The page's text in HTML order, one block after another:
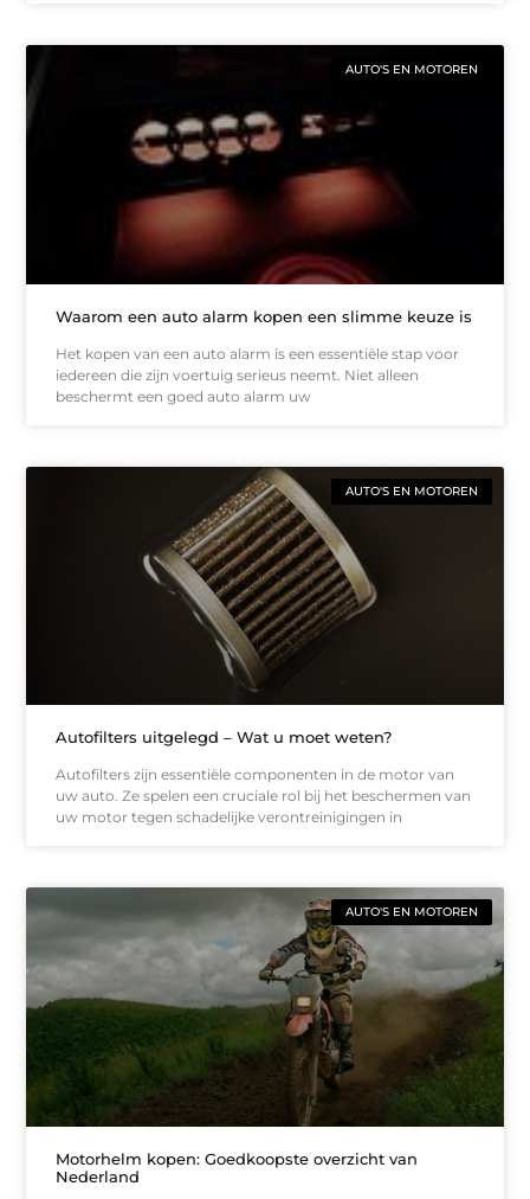
AUTO'S EN MOTOREN
Waarom een auto alarm kopen een slimme keuze is
Het kopen van een auto alarm is een essentiële stap voor
iedereen die zijn voertuig serieus neemt. Niet alleen
beschermt een goed auto alarm uw
AUTO'S EN MOTOREN
Autofilters uitgelegd – Wat u moet weten?
Autofilters zijn essentiële componenten in de motor van
uw auto. Ze spelen een cruciale rol bij het beschermen van
uw motor tegen schadelijke verontreinigingen in
AUTO'S EN MOTOREN
Motorhelm kopen: Goedkoopste overzicht van
Nederland